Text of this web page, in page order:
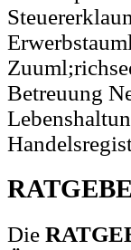
Betreuung
Die